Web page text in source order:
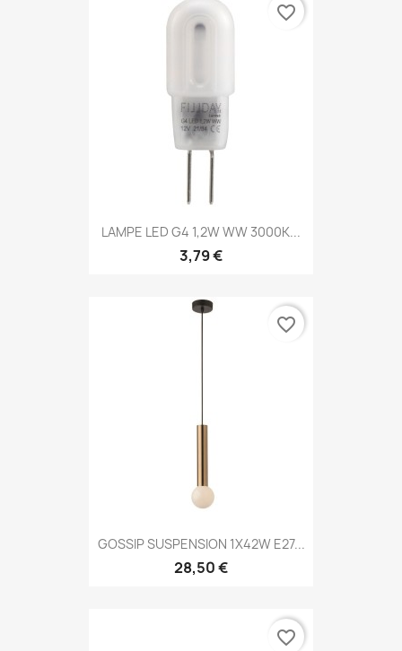
LAMPE LED G4 1,2W WW 3000K...
3,79 €
favorite_border
GOSSIP SUSPENSION 1X42W E27...
28,50 €
favorite_border
favorite_border